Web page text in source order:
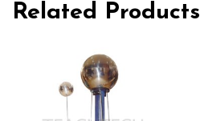
Related Products